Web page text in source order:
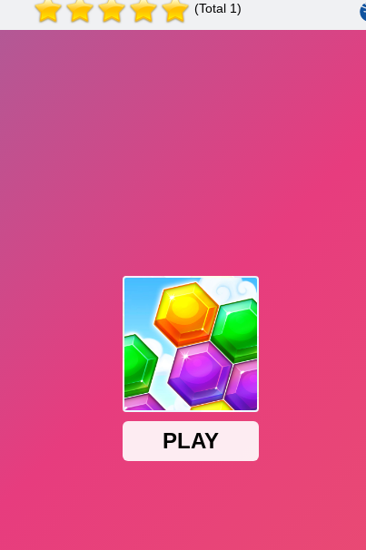
(Total 1)